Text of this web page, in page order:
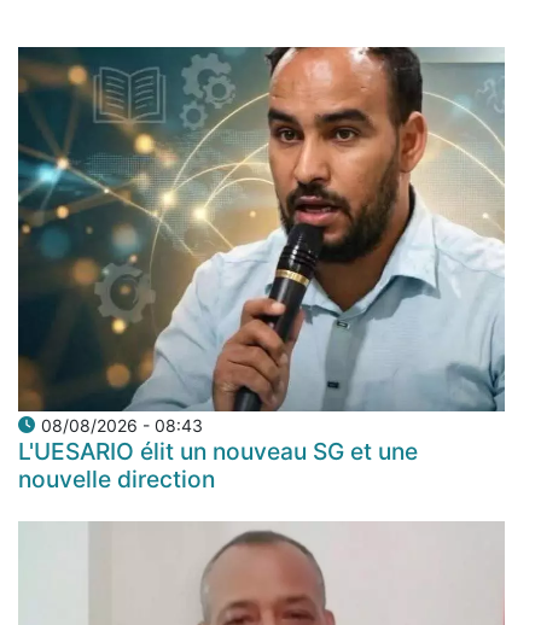
08/08/2026 - 08:43
L'UESARIO élit un nouveau SG et une
nouvelle direction